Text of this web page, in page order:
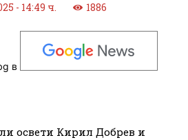
- 14:49 ч. 1886
в
освети Кирил Добрев и